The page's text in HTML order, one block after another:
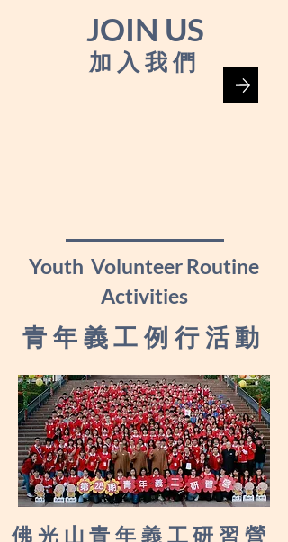
JOIN US
加入我們
Youth Volunteer Routine
Activities
青年義工例行活動